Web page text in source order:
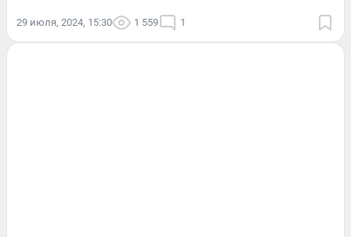
29 июля, 2024, 15:30 1 559 1